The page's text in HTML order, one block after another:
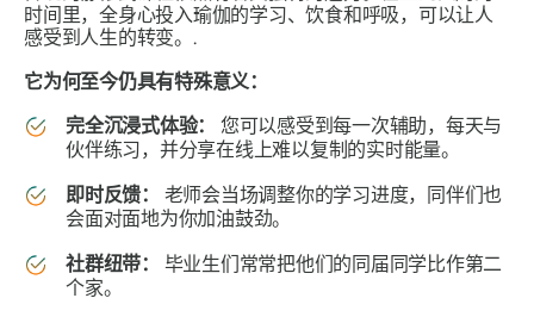
时间里，全身心投入瑜伽的学习、饮食和呼吸，可以让人
感受到人生的转变。.
它为何至今仍具有特殊意义：
完全沉浸式体验：
您可以感受到每一次辅助，每天与
伙伴练习，并分享在线上难以复制的实时能量。
即时反馈：
老师会当场调整你的学习进度，同伴们也
会面对面地为你加油鼓劲。
社群纽带：
毕业生们常常把他们的同届同学比作第二
个家。